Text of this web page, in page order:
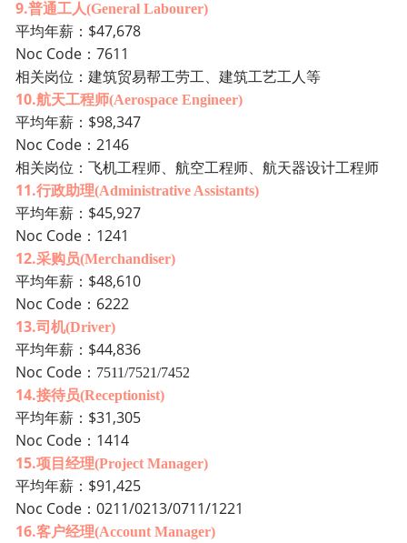
9.普通工人(General Labourer)
平均年薪：$47,678
Noc Code：7611
相关岗位：建筑贸易帮工劳工、建筑工艺工人等
10.航天工程师(Aerospace Engineer)
平均年薪： $98,347
Noc Code：2146
相关岗位：飞机工程师、航空工程师、航天器设计工程师
11.行政助理(Administrative Assistants)
平均年薪： $45,927
Noc Code：1241
12.采购员(Merchandiser)
平均年薪： $48,610
Noc Code：6222
13.司机(Driver)
平均年薪： $44,836
Noc Code ： 7511/7521/7452
14.接待员(Receptionist)
平均年薪： $31,305
Noc Code：1414
15.项目经理(Project Manager)
平均年薪： $91,425
Noc Code：0211/0213/0711/1221
16.客户经理(Account Manager)